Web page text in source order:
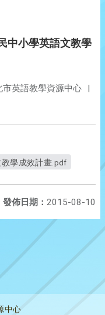
中小學英語文教學
市英語教學資源中心 |
學成效計畫.pdf
發佈日期： 2015-08-10
中心